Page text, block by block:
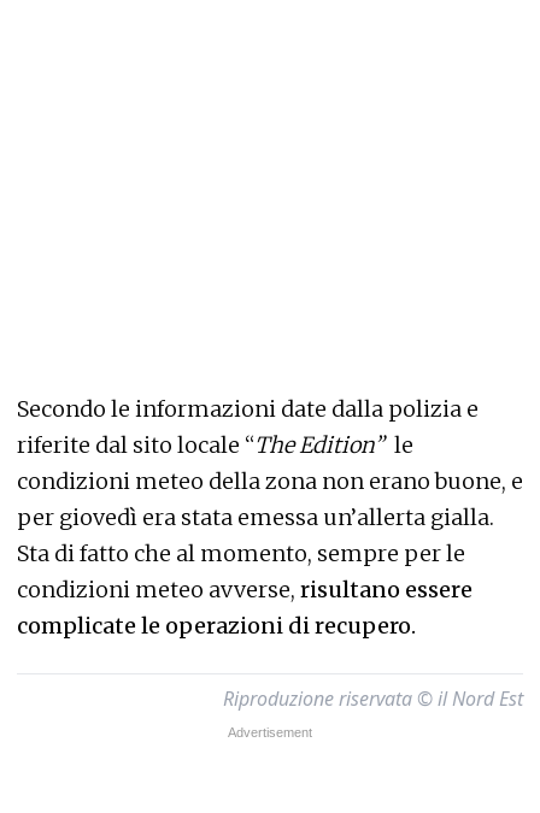
Secondo le informazioni date dalla polizia e
riferite dal sito locale “The Edition” le
condizioni meteo della zona non erano buone, e
per giovedì era stata emessa un’allerta gialla.
Sta di fatto che al momento, sempre per le
condizioni meteo avverse, risultano essere
complicate le operazioni di recupero.
Riproduzione riservata © il Nord Est